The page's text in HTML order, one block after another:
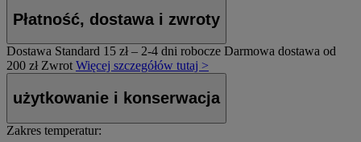
Płatność, dostawa i zwroty
Dostawa Standard 15 zł – 2-4 dni robocze Darmowa dostawa od
200 zł Zwrot Więcej szczegółów tutaj >
użytkowanie i konserwacja
Zakres temperatur: